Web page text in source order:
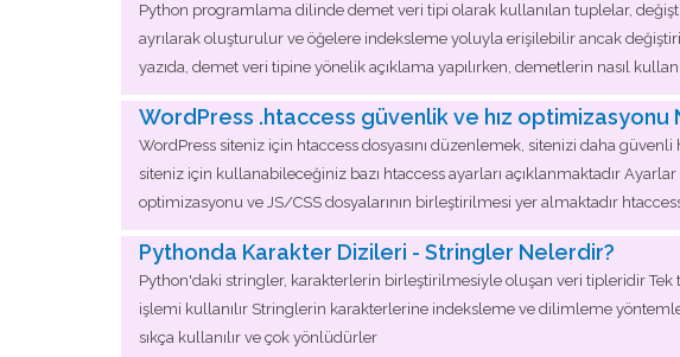
Python programlama dilinde demet veri tipi olarak kullanılan tuplelar,
ayrılarak oluşturulur ve öğelere indeksleme yoluyla erişilebilir ancak
yazıda, demet veri tipine yönelik açıklama yapılırken, demetlerin nasıl
WordPress .htaccess güvenlik ve hız optimizasyonu
WordPress siteniz için htaccess dosyasını düzenlemek, sitenizi daha
siteniz için kullanabileceğiniz bazı htaccess ayarları açıklanmaktadır
optimizasyonu ve JS/CSS dosyalarının birleştirilmesi yer almaktadır
Pythonda Karakter Dizileri - Stringler Nelerdir?
Python'daki stringler, karakterlerin birleştirilmesiyle oluşan veri tipleridir Tek
işlemi kullanılır Stringlerin karakterlerine indeksleme ve dilimleme
sıkça kullanılır ve çok yönlüdürler